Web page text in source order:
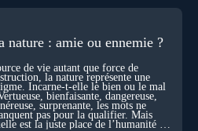
la vie elle-même. À toutes
moins comme une rupture que
de penser la mort ? Existe-t-il
Abdel Aouacheria, docteur en
la mort cellulaire.
nature : amie ou ennemie ?
de vie autant que force de
la nature représente une
Incarne-t-elle le bien ou le mal
bienfaisante, dangereuse,
surprenante, les mots ne
pas pour la qualifier. Mais
est la juste place de l’humanité au